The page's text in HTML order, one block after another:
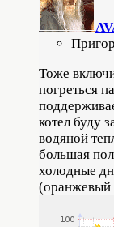
Тоже
погреться
котел буду
водяной
большая
холодные
(оранжевый